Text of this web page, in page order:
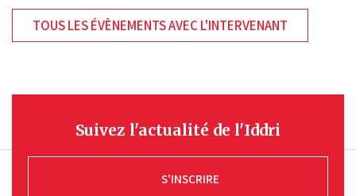
TOUS LES ÉVÈNEMENTS AVEC L'INTERVENANT
Suivez l'actualité de l'Iddri
S'INSCRIRE